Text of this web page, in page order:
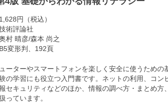
円（税込）
術評論社
村 晴彦/森本 尚之
変形判、192頁
ーターやスマートフォンを楽しく安全に使うための
の学習にも役立つ入門書です。ネットの利用、コン
セキュリティなどのほか、情報の調べ方・まとめ方
っています。